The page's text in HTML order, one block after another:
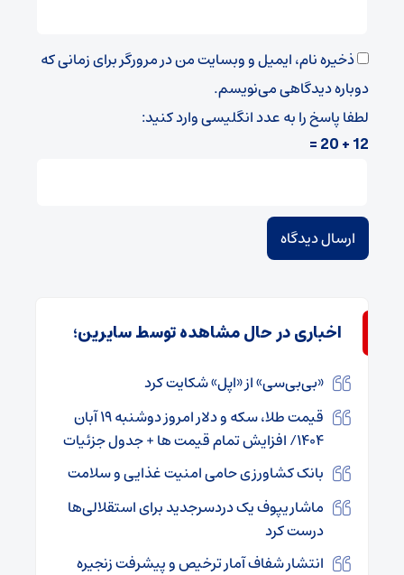
ذخیره نام، ایمیل و وبسایت من در مرورگر برای زمانی که
دوباره دیدگاهی می‌نویسم.
لطفا پاسخ را به عدد انگلیسی وارد کنید:
12 + 20 =
اخباری در حال مشاهده توسط سایرین؛
«بی‌بی‌سی» از «اپل» شکایت کرد
قیمت طلا، سکه و دلار امروز دوشنبه ۱۹ آبان
۱۴۰۴/ افزایش تمام قیمت ها + جدول جزئیات
بانک کشاورزی حامی امنیت غذایی و سلامت
ماشاریپوف یک دردسرجدید‌‌‌ برای استقلالی‌ها
درست کرد
انتشار شفاف آمار ترخیص و پیشرفت زنجیره